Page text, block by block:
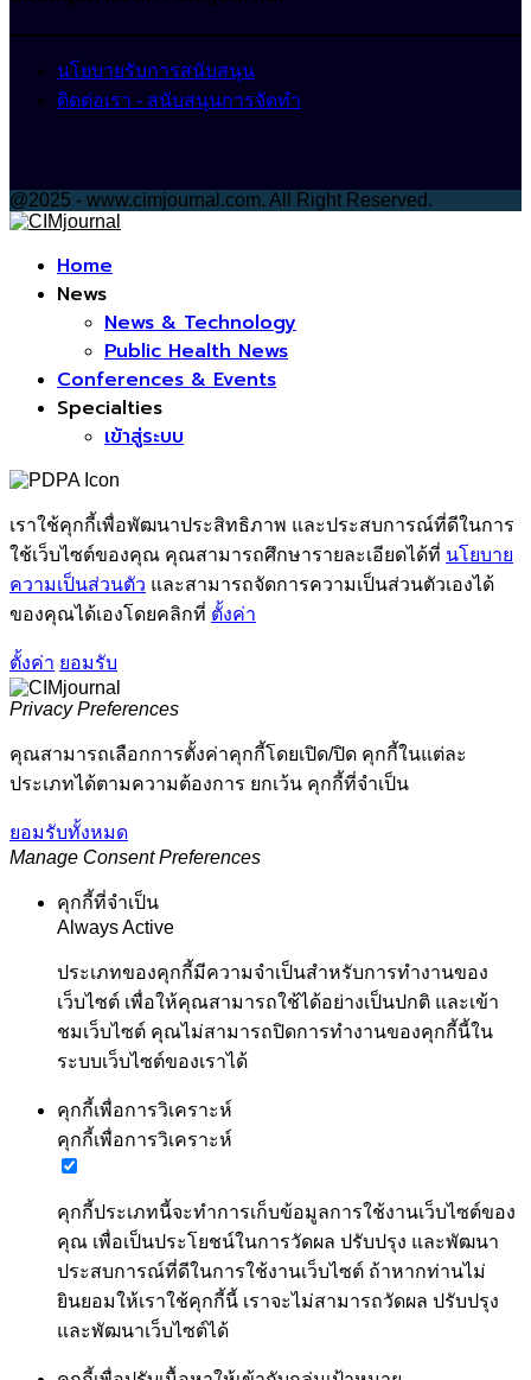
นโยบายรับการสนับสนุน
ติดต่อเรา - สนับสนุนการจัดทำ
@2025 - www.cimjournal.com. All Right Reserved.
Home
News
News & Technology
Public Health News
Conferences & Events
Specialties
เข้าสู่ระบบ
เราใช้คุกกี้เพื่อพัฒนาประสิทธิภาพ และประสบการณ์ที่ดีในการ
ใช้เว็บไซต์ของคุณ คุณสามารถศึกษารายละเอียดได้ที่ นโยบาย
ความเป็นส่วนตัว และสามารถจัดการความเป็นส่วนตัวเองได้
ของคุณได้เองโดยคลิกที่ ตั้งค่า
ตั้งค่า ยอมรับ
Privacy Preferences
คุณสามารถเลือกการตั้งค่าคุกกี้โดยเปิด/ปิด คุกกี้ในแต่ละ
ประเภทได้ตามความต้องการ ยกเว้น คุกกี้ที่จำเป็น
ยอมรับทั้งหมด
Manage Consent Preferences
คุกกี้ที่จำเป็น
Always Active
ประเภทของคุกกี้มีความจำเป็นสำหรับการทำงานของ
เว็บไซต์ เพื่อให้คุณสามารถใช้ได้อย่างเป็นปกติ และเข้า
ชมเว็บไซต์ คุณไม่สามารถปิดการทำงานของคุกกี้นี้ใน
ระบบเว็บไซต์ของเราได้
คุกกี้เพื่อการวิเคราะห์
คุกกี้เพื่อการวิเคราะห์
คุกกี้ประเภทนี้จะทำการเก็บข้อมูลการใช้งานเว็บไซต์ของ
คุณ เพื่อเป็นประโยชน์ในการวัดผล ปรับปรุง และพัฒนา
ประสบการณ์ที่ดีในการใช้งานเว็บไซต์ ถ้าหากท่านไม่
ยินยอมให้เราใช้คุกกี้นี้ เราจะไม่สามารถวัดผล ปรับปรุง
และพัฒนาเว็บไซต์ได้